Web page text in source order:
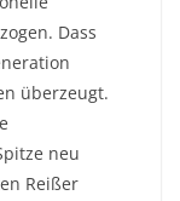
Dass
überzeugt.
neu
Reißer